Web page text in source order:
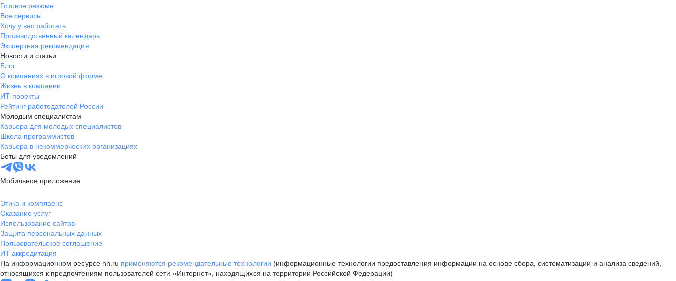
Готовое резюме
Все сервисы
Хочу у вас работать
Производственный календарь
Экспертная рекомендация
Новости и статьи
Блог
О компаниях в игровой форме
Жизнь в компании
ИТ-проекты
Рейтинг работодателей России
Молодым специалистам
Карьера для молодых специалистов
Школа программистов
Карьера в некоммерческих организациях
Боты для уведомлений
Мобильное приложение
Этика и комплаенс
Оказание услуг
Использование сайтов
Защита персональных данных
Пользовательское соглашение
ИТ аккредитация
На информационном ресурсе hh.ru применяются рекомендательные технологии (информационные технологии предоставления информации на основе сбора, систематизации и анализа сведений,
относящихся к предпочтениям пользователей сети «Интернет», находящихся на территории Российской Федерации)